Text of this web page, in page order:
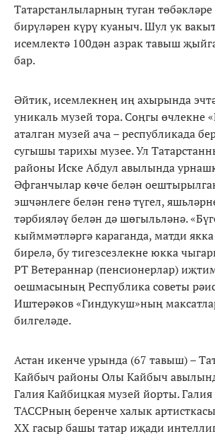
Татарстанлыларның туган
бирүләрен күрү куаныч. Шул ук
исемлектә 100дән азрак тавыш
бар.
Әйтик, исемлекнең иң ахырында
уникаль музей тора. Соңгы өчлекне
аталган музей ача – республикада
сугышы тарихы музее. Ул
районы Иске Абдул авылында
Әфганчылар көче белән
эшчәнлеге белән генә түгел,
тәрбияләү белән дә шөгыльләнә.
кыйммәтләргә караганда, матди
бирелә, бу тигезсезлекне юкка
РТ Ветераннар (пенсионерлар)
оешмасының Республика советы
Иштерәков «Гиндукуш»ның
билгеләде.
Астан икенче урында (67 тавыш) –
Кайбыч районы Олы Кайбыч
Галия Кайбицкая музей йорты.
ТАССРның беренче халык
ХХ гасыр башы татар иҗади